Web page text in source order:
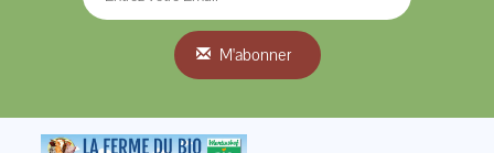
M'abonner